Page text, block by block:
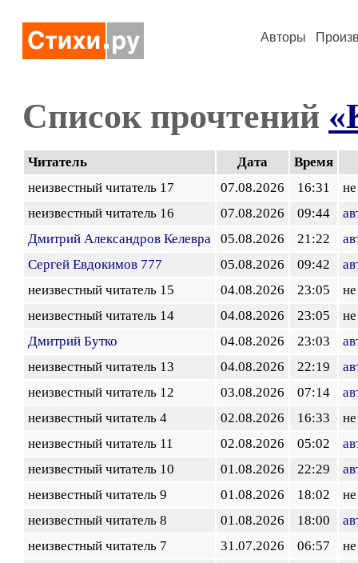
Авторы
Список прочтений
Читатель Дата
Время
неизвестный читатель 17
07.08.2026 16:31
неизвестный читатель 16
07.08.2026 09:44
Дмитрий Александров Келевра
05.08.2026 21:22
Сергей Евдокимов 777
05.08.2026 09:42
неизвестный читатель 15
04.08.2026 23:05
неизвестный читатель 14
04.08.2026 23:05
Дмитрий Бутко
04.08.2026 23:03
неизвестный читатель 13
04.08.2026 22:19
неизвестный читатель 12
03.08.2026 07:14
неизвестный читатель 4
02.08.2026 16:33
неизвестный читатель 11
02.08.2026 05:02
неизвестный читатель 10
01.08.2026 22:29
неизвестный читатель 9
01.08.2026 18:02
неизвестный читатель 8
01.08.2026 18:00
неизвестный читатель 7
31.07.2026 06:57